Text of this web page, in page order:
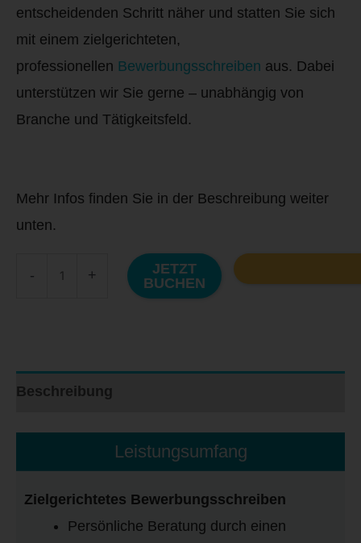
entscheidenden Schritt näher und statten Sie sich
mit einem zielgerichteten,
professionellen Bewerbungsschreiben aus. Dabei
unterstützen wir Sie gerne – unabhängig von
Branche und Tätigkeitsfeld.
Mehr Infos finden Sie in der Beschreibung weiter
unten.
- +
JETZT
BUCHEN
Beschreibung
Leistungsumfang
Zielgerichtetes Bewerbungsschreiben
Persönliche Beratung durch einen